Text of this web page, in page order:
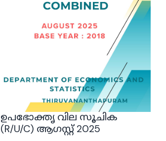
ഉപഭോക്തൃ വില സൂചിക
(R/U/C) ആഗസ്റ്റ് 2025